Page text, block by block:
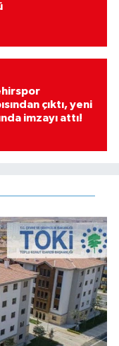
çıktı, yeni
imzayı attı!